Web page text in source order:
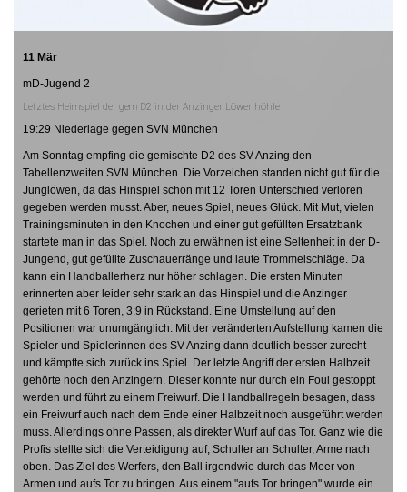
11 Mär
mD-Jugend 2
Letztes Heimspiel der gem D2 in der Anzinger Löwenhöhle
19:29 Niederlage gegen SVN München
Am Sonntag empfing die gemischte D2 des SV Anzing den
Tabellenzweiten SVN München. Die Vorzeichen standen nicht gut für die
Junglöwen, da das Hinspiel schon mit 12 Toren Unterschied verloren
gegeben werden musst. Aber, neues Spiel, neues Glück. Mit Mut, vielen
Trainingsminuten in den Knochen und einer gut gefüllten Ersatzbank
startete man in das Spiel. Noch zu erwähnen ist eine Seltenheit in der D-
Jungend, gut gefüllte Zuschauerränge und laute Trommelschläge. Da
kann ein Handballerherz nur höher schlagen. Die ersten Minuten
erinnerten aber leider sehr stark an das Hinspiel und die Anzinger
gerieten mit 6 Toren, 3:9 in Rückstand. Eine Umstellung auf den
Positionen war unumgänglich. Mit der veränderten Aufstellung kamen die
Spieler und Spielerinnen des SV Anzing dann deutlich besser zurecht
und kämpfte sich zurück ins Spiel. Der letzte Angriff der ersten Halbzeit
gehörte noch den Anzingern. Dieser konnte nur durch ein Foul gestoppt
werden und führt zu einem Freiwurf. Die Handballregeln besagen, dass
ein Freiwurf auch nach dem Ende einer Halbzeit noch ausgeführt werden
muss. Allerdings ohne Passen, als direkter Wurf auf das Tor. Ganz wie die
Profis stellte sich die Verteidigung auf, Schulter an Schulter, Arme nach
oben. Das Ziel des Werfers, den Ball irgendwie durch das Meer von
Armen und aufs Tor zu bringen. Aus einem "aufs Tor bringen" wurde ein